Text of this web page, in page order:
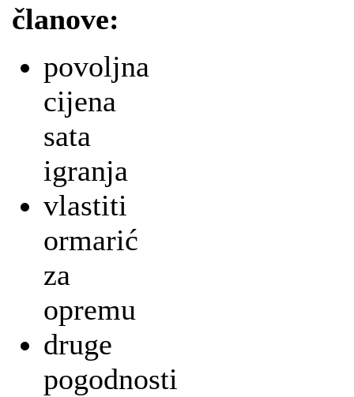
članove:
povoljna
cijena
sata
igranja
vlastiti
ormarić
za
opremu
druge
pogodnosti